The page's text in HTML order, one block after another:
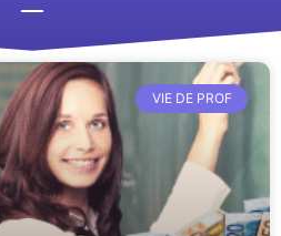
VIE DE PROF